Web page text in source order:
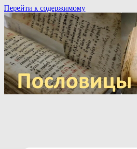
Перейти к содержимому